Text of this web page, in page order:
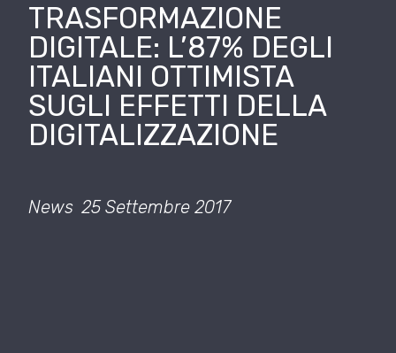
TRASFORMAZIONE
DIGITALE: L’87% DEGLI
ITALIANI OTTIMISTA
SUGLI EFFETTI DELLA
DIGITALIZZAZIONE
News 25 Settembre 2017